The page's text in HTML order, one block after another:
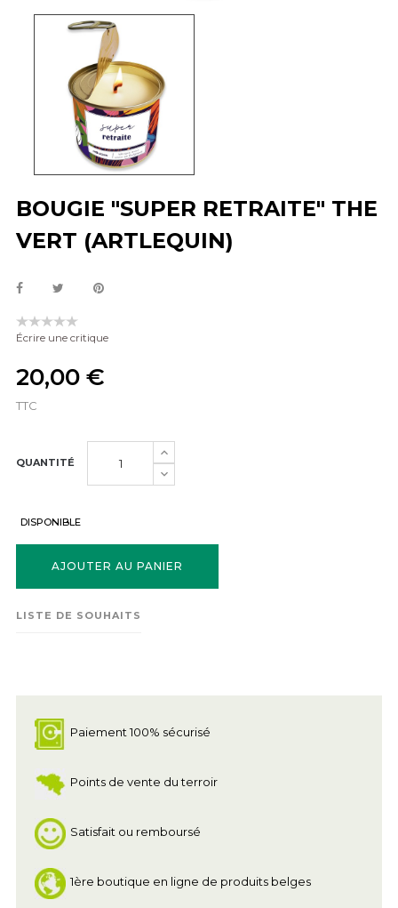
BOUGIE "SUPER RETRAITE" THE
VERT (ARTLEQUIN)
Écrire une critique
20,00 €
TTC
QUANTITÉ
DISPONIBLE
AJOUTER AU PANIER
LISTE DE SOUHAITS
Paiement 100% sécurisé
Points de vente du terroir
Satisfait ou remboursé
1ère boutique en ligne de produits belges